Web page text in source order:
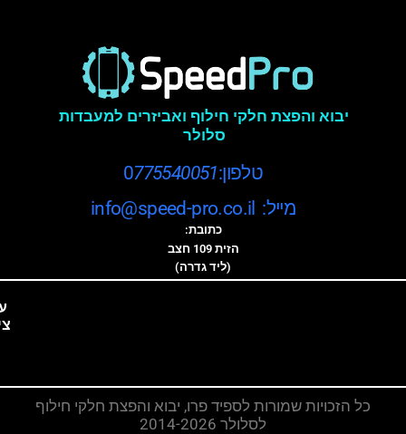
יבוא והפצת חלקי חילוף ואביזרים למעבדות
סלולר
טלפון:0775540051
מייל: info@speed-pro.co.il
כתובת:
הזית 109 חצב
(ליד גדרה)
כל הזכויות שמורות לספיד פרו, יבוא והפצת חלקי חילוף
לסלולר 2014-2026